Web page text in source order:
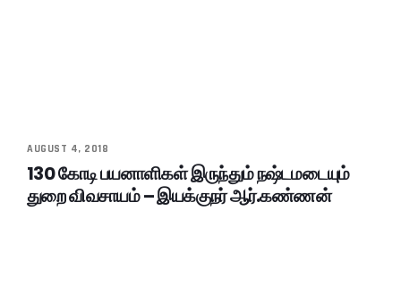
AUGUST 4, 2018
130 கோடி பயனாளிகள் இருந்தும் நஷ்டமடையும்
துறை விவசாயம் – இயக்குநர் ஆர்.கண்ணன்